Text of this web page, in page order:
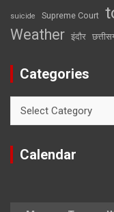
suicide Supreme Court
Weather इंदौर
Categories
Calendar